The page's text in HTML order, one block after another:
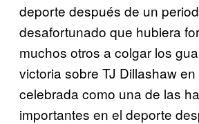
deporte después de un
desafortunado que hubiera
muchos otros a colgar los
victoria sobre TJ Dillashaw
celebrada como una de las
importantes en el deporte